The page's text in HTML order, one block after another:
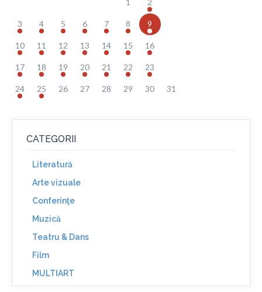
1 2
3 4 5 6 7 8 9
10 11 12 13 14 15 16
17 18 19 20 21 22 23
24 25 26 27 28 29 30 31
CATEGORII
Literatură
Arte vizuale
Conferinţe
Muzică
Teatru & Dans
Film
MULTIART